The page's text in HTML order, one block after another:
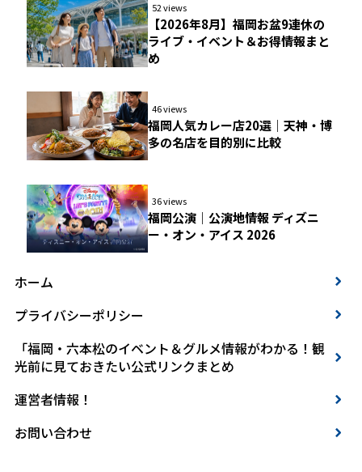
52 views
【2026年8月】福岡お盆9連休の
ライブ・イベント＆お得情報まと
め
46 views
福岡人気カレー店20選｜天神・博
多の名店を目的別に比較
36 views
福岡公演｜公演地情報 ディズニ
ー・オン・アイス 2026
ホーム
プライバシーポリシー
「福岡・六本松のイベント＆グルメ情報がわかる！観
光前に見ておきたい公式リンクまとめ
運営者情報！
お問い合わせ